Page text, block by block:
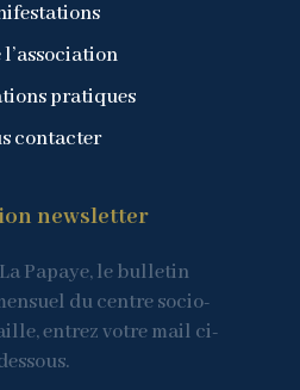
l’association
pratiques
contacter
newsletter
Papaye, le bulletin
du centre socio-
entrez votre mail ci-